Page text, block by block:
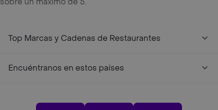
Top Marcas y Cadenas de Restaurantes
Encuéntranos en estos países